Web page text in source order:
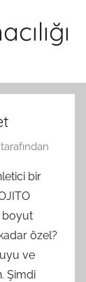
tarafından
bir
boyut
özel?
ve
Şimdi